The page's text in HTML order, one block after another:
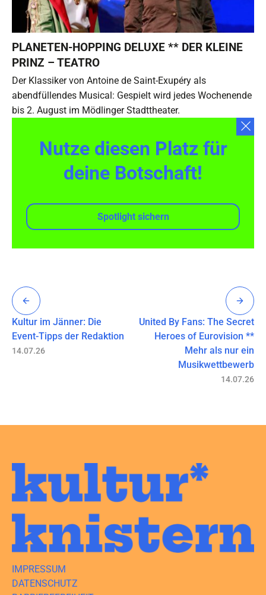
PLANETEN-HOPPING DELUXE ** DER KLEINE
PRINZ – TEATRO
Der Klassiker von Antoine de Saint-Exupéry als
abendfüllendes Musical: Gespielt wird jedes Wochenende
bis 2. August im Mödlinger Stadttheater.
Nutze diesen Platz für
deine Botschaft!
Spotlight sichern
Kultur im Jänner: Die
Event-Tipps der Redaktion
14.07.26
United By Fans: The Secret
Heroes of Eurovision **
Mehr als nur ein
Musikwettbewerb
14.07.26
IMPRESSUM
DATENSCHUTZ